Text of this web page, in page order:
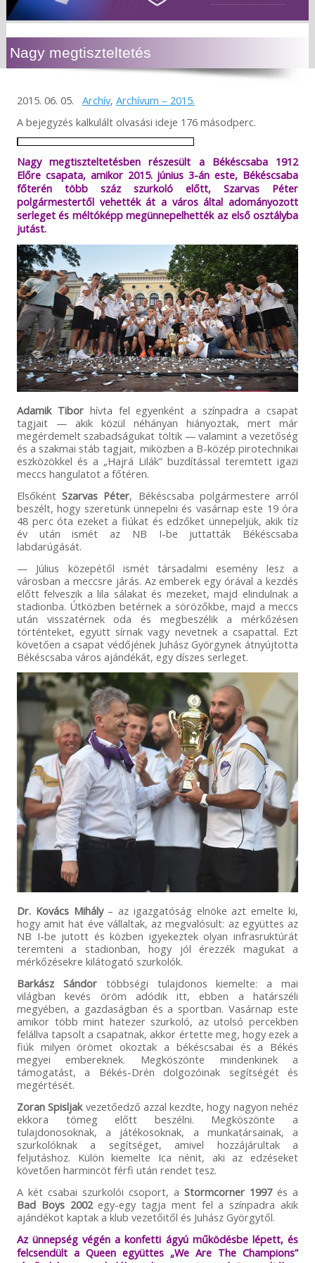
Nagy megtiszteltetés
2015. 06. 05. Archív, Archívum – 2015.
A bejegyzés kalkulált olvasási ideje 176 másodperc.
Nagy megtiszteltetésben részesült a Békéscsaba 1912
Előre csapata, amikor 2015. június 3-án este, Békéscsaba
főterén több száz szurkoló előtt, Szarvas Péter
polgármestertől vehették át a város által adományozott
serleget és méltóképp megünnepelhették az első osztályba
jutást.
Adamik Tiborhívta fel egyenként a színpadra a csapat
tagjait — akik közül néhányan hiányoztak, mert már
megérdemelt szabadságukat töltik — valamint a vezetőség
és a szakmai stáb tagjait, miközben a B-közép pirotechnikai
eszközökkel és a „Hajrá Lilák” buzdítással teremtett igazi
meccs hangulatot a főtéren.
ElsőkéntSzarvas Péter, Békéscsaba polgármestere arról
beszélt, hogy szeretünk ünnepelni és vasárnap este 19 óra
48 perc óta ezeket a fiúkat és edzőket ünnepeljük, akik tíz
év után ismét az NB I-be juttatták Békéscsaba
labdarúgását.
— Július közepétől ismét társadalmi esemény lesz a
városban a meccsre járás. Az emberek egy órával a kezdés
előtt felveszik a lila sálakat és mezeket, majd elindulnak a
stadionba. Útközben betérnek a sörözőkbe, majd a meccs
után visszatérnek oda és megbeszélik a mérkőzésen
történteket, együtt sírnak vagy nevetnek a csapattal. Ezt
követően a csapat védőjének Juhász Györgynek átnyújtotta
Békéscsaba város ajándékát, egy díszes serleget.
Dr. Kovács Mihály– az igazgatóság elnöke azt emelte ki,
hogy amit hat éve vállaltak, az megvalósult: az együttes az
NB I-be jutott és közben igyekeztek olyan infrasruktúrát
teremteni a stadionban, hogy jól érezzék magukat a
mérkőzésekre kilátogató szurkolók.
Barkász Sándortöbbségi tulajdonos kiemelte: a mai
világban kevés öröm adódik itt, ebben a határszéli
megyében, a gazdaságban és a sportban. Vasárnap este
amikor több mint hatezer szurkoló, az utolsó percekben
felállva tapsolt a csapatnak, akkor értette meg, hogy ezek a
fiúk milyen örömet okoztak a békéscsabai és a Békés
megyei embereknek. Megköszönte mindenkinek a
támogatást, a Békés-Drén dolgozóinak segítségét és
megértését.
Zoran Spisljakvezetőedző azzal kezdte, hogy nagyon nehéz
ekkora tömeg előtt beszélni. Megköszönte a
tulajdonosoknak, a játékosoknak, a munkatársainak, a
szurkolóknak a segítséget, amivel hozzájárultak a
feljutáshoz. Külön kiemelte Ica nénit, aki az edzéseket
követően harmincöt férfi után rendet tesz.
A két csabai szurkolói csoport, aStormcorner 1997és a
Bad Boys 2002egy-egy tagja ment fel a színpadra akik
ajándékot kaptak a klub vezetőitől és Juhász Györgytől.
Az ünnepség végén a konfetti ágyú működésbe lépett, és
felcsendült a Queen együttes „We Are The Champions”